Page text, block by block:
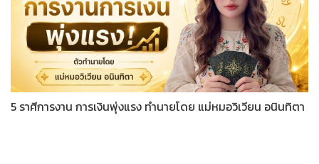
5 ราศีการงาน การเงินพุ่งแรง ทำนายโดย แม่หมอวิเวียน อนินทิตา